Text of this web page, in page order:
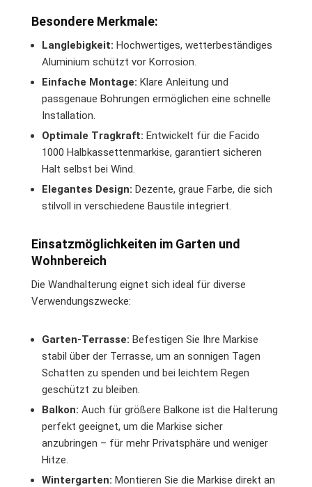
Besondere Merkmale:
Langlebigkeit: Hochwertiges, wetterbeständiges
Aluminium schützt vor Korrosion.
Einfache Montage: Klare Anleitung und
passgenaue Bohrungen ermöglichen eine schnelle
Installation.
Optimale Tragkraft: Entwickelt für die Facido
1000 Halbkassettenmarkise, garantiert sicheren
Halt selbst bei Wind.
Elegantes Design: Dezente, graue Farbe, die sich
stilvoll in verschiedene Baustile integriert.
Einsatzmöglichkeiten im Garten und
Wohnbereich
Die Wandhalterung eignet sich ideal für diverse
Verwendungszwecke:
Garten-Terrasse: Befestigen Sie Ihre Markise
stabil über der Terrasse, um an sonnigen Tagen
Schatten zu spenden und bei leichtem Regen
geschützt zu bleiben.
Balkon: Auch für größere Balkone ist die Halterung
perfekt geeignet, um die Markise sicher
anzubringen – für mehr Privatsphäre und weniger
Hitze.
Wintergarten: Montieren Sie die Markise direkt an